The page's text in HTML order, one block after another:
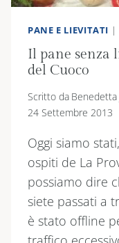
PANE E LIEVITATI |
Il pane senza
del Cuoco
Scritto da Benedetta
24 Settembre 2013
Oggi siamo
ospiti de La
possiamo dire
siete passati a
è stato offline